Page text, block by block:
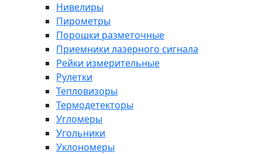
Нивелиры
Пирометры
Порошки разметочные
Приемники лазерного сигнала
Рейки измерительные
Рулетки
Тепловизоры
Термодетекторы
Угломеры
Угольники
Уклономеры